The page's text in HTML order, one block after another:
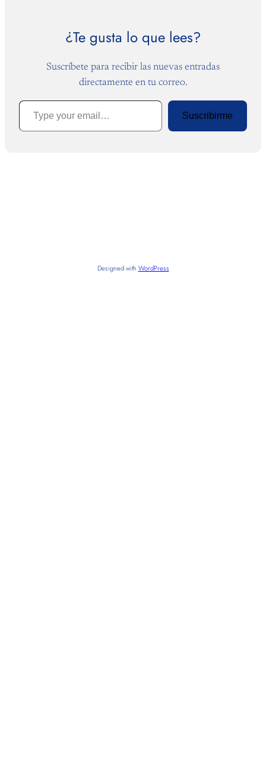
¿Te gusta lo que lees?
Suscríbete para recibir las nuevas entradas
directamente en tu correo.
Type your email…
Suscribirme
Designed with WordPress